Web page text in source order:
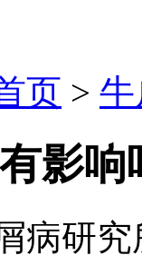
页 >
影响
病研究